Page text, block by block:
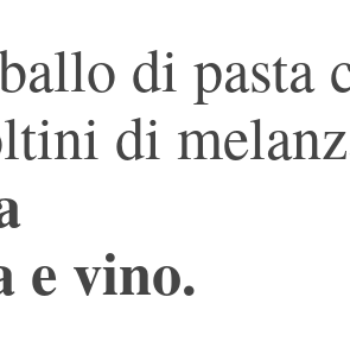
di pasta
di
e vino.